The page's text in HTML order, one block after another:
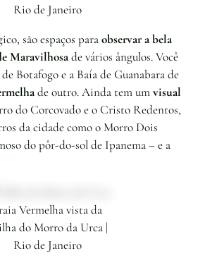
Rio de Janeiro
são espaços paraobservar a bela
Maravilhosade vários ângulos. Você
Botafogo e a Baía de Guanabara de
de outro. Ainda tem umvisual
do Corcovado e o Cristo Redentos,
da cidade como o Morro Dois
do pôr-do-sol de Ipanema – e a
Vermelha vista da
do Morro da Urca |
Rio de Janeiro